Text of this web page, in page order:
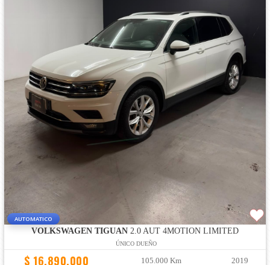
AUTOMATICO
VOLKSWAGEN TIGUAN2.0 AUT 4MOTION LIMITED
ÚNICO DUEÑO
$ 16.890.000 105.000 Km 2019